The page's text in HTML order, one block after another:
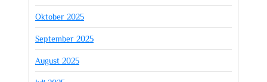
Oktober 2025
September 2025
August 2025